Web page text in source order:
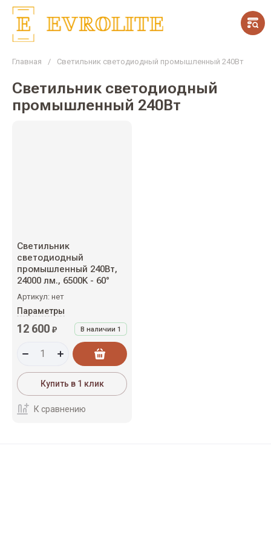
Главная / Светильник светодиодный промышленный 240Вт
Светильник светодиодный
промышленный 240Вт
Светильник
светодиодный
промышленный 240Вт,
24000 лм., 6500K - 60°
Артикул: нет
Параметры
В наличии 1
12 600 ₽
Купить в 1 клик
К сравнению